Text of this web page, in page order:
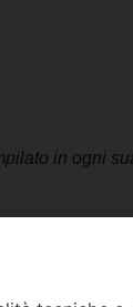
in ogni